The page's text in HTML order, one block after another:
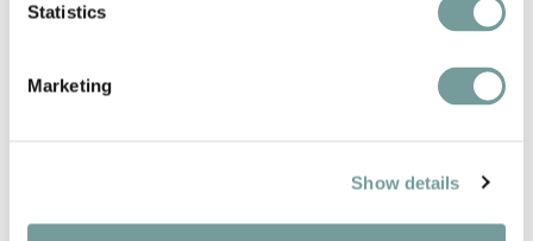
Statistics
Marketing
Show details
Ruime suites van 70 m² met luxe